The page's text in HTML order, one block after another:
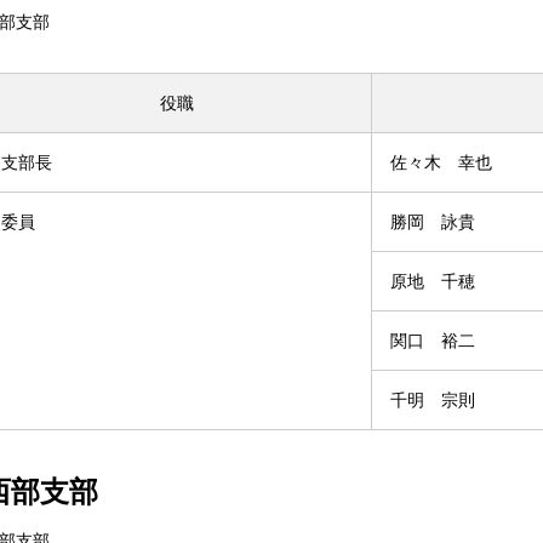
支部
役職
支部長 佐々木 幸也
委員 勝岡 詠貴
原地 千穂
関口 裕二
千明 宗則
部支部